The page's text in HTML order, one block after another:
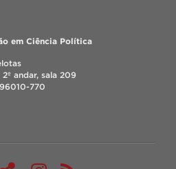
em Ciência Política
andar, sala 209
770